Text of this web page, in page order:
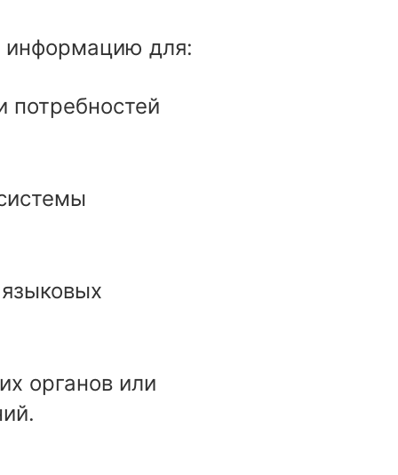
информацию для:
потребностей
органов или